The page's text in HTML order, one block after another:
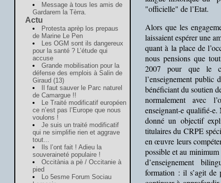
Message à tous les amis de
Gardarem la Tèrra.
Actu
Protesta aprèp los prepaus
de Marine Le Pen
Les OGM sont ils dangereux
pour la santé ? L’étude qui
accuse
Grande mobilisation pour la
défense des emplois à Salin de
Giraud (13)
Il faut sauver le Parc naturel
de Camargue !!
Le Traité modificatif européen
ce n’est pas l’Europe que nous
voulons !
Je suis un traité modificatif
qui ne simplifie rien et aggrave
tout...
Ils l’ont fait ! Adieu la
souveraineté populaire !
Occitània a pè / Occitanie à
pied
Lo 5esme Forum Sociau
"officielle" de l’Etat.
Alors que les
laissaient espérer une
quant à la place de
nous pensions que
2007 pour que le
l’enseignement public
bénéficiant du soutien
normalement avec
enseignant-e qualifié-e.
donné un objectif
titulaires du CRPE
en œuvre leurs
possible et au
d’enseignement
formation : il s’agit de